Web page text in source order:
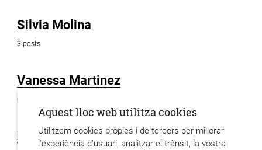
Silvia Molina
3 posts
Vanessa Martinez
6 posts
Xavier Hervas
Aquest lloc web utilitza cookies
Utilitzem cookies pròpies i de tercers per millorar
l'experiència d'usuari, analitzar el trànsit, la vostra